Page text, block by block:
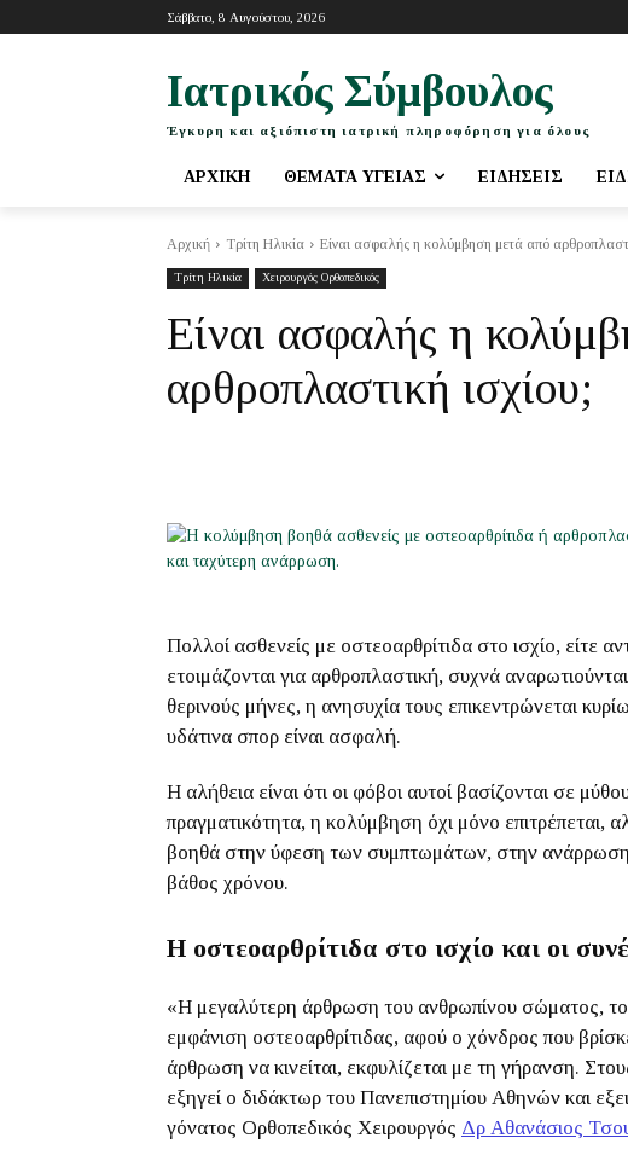
Σάββατο, 8 Αυγούστου, 2026
Ιατρικός Σύμβουλος
Έγκυρη και αξιόπιστη ιατρική πληροφόρηση για όλους
ΑΡΧΙΚΉ ΘΈΜΑΤΑ ΥΓΕΊΑΣ ΕΙΔΉΣΕΙΣ
Αρχική Τρίτη Ηλικία Είναι ασφαλής η κολύμβηση μετά από
Τρίτη Ηλικία Χειρουργός Ορθοπεδικός
Είναι ασφαλής η
αρθροπλαστική ισχίου;
Πολλοί ασθενείς με οστεοαρθρίτιδα στο ισχίο, είτε
ετοιμάζονται για αρθροπλαστική, συχνά
θερινούς μήνες, η ανησυχία τους επικεντρώνεται
υδάτινα σπορ είναι ασφαλή.
Η αλήθεια είναι ότι οι φόβοι αυτοί βασίζονται σε
πραγματικότητα, η κολύμβηση όχι μόνο επιτρέπεται,
βοηθά στην ύφεση των συμπτωμάτων, στην ανάρρωση
βάθος χρόνου.
Η οστεοαρθρίτιδα στο ισχίο και οι
«Η μεγαλύτερη άρθρωση του ανθρωπίνου σώματος, του
εμφάνιση οστεοαρθρίτιδας, αφού ο χόνδρος που
άρθρωση να κινείται, εκφυλίζεται με τη γήρανση.
εξηγεί ο διδάκτωρ του Πανεπιστημίου Αθηνών και
γόνατος Ορθοπεδικός Χειρουργός Δρ Αθανάσιος